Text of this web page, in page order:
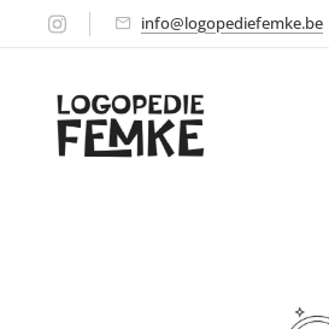
info@logopediefemke.be